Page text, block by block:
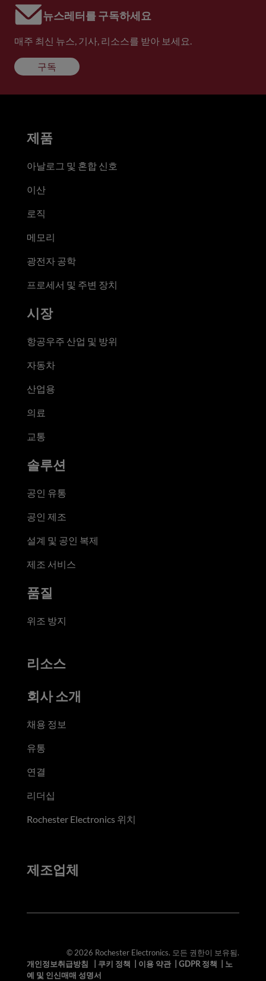
뉴스레터를 구독하세요
매주 최신 뉴스, 기사, 리소스를 받아 보세요.
구독
제품
아날로그 및 혼합 신호
이산
로직
메모리
광전자 공학
프로세서 및 주변 장치
시장
항공우주 산업 및 방위
자동차
산업용
의료
교통
솔루션
공인 유통
공인 제조
설계 및 공인 복제
제조 서비스
품질
위조 방지
리소스
회사 소개
채용 정보
유통
연결
리더십
Rochester Electronics 위치
제조업체
© 2026 Rochester Electronics. 모든 권한이 보유됨.
개인정보취급방침
쿠키 정책 이용 약관| GDPR 정책
노
예 및 인신매매 성명서